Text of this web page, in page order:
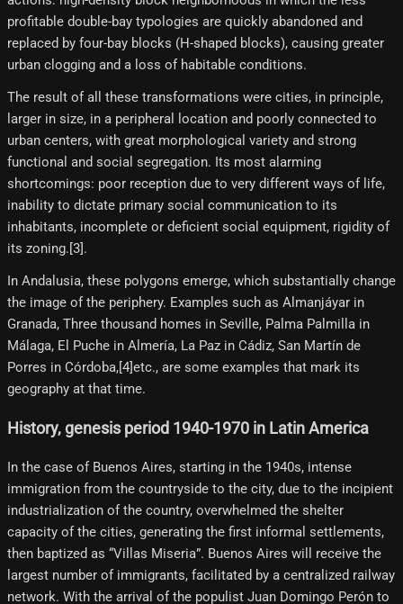
profitable double-bay typologies are quickly abandoned and
replaced by four-bay blocks (H-shaped blocks), causing greater
urban clogging and a loss of habitable conditions.
The result of all these transformations were cities, in principle,
larger in size, in a peripheral location and poorly connected to
urban centers, with great morphological variety and strong
functional and social segregation. Its most alarming
shortcomings: poor reception due to very different ways of life,
inability to dictate primary social communication to its
inhabitants, incomplete or deficient social equipment, rigidity of
its zoning.[3]​.
In Andalusia, these polygons emerge, which substantially change
the image of the periphery. Examples such as Almanjáyar in
Granada, Three thousand homes in Seville, Palma Palmilla in
Málaga, El Puche in Almería, La Paz in Cádiz, San Martín de
Porres in Córdoba,[4]​etc., are some examples that mark its
geography at that time.
History, genesis period 1940-1970 in Latin America
In the case of Buenos Aires, starting in the 1940s, intense
immigration from the countryside to the city, due to the incipient
industrialization of the country, overwhelmed the shelter
capacity of the cities, generating the first informal settlements,
then baptized as “Villas Miseria”. Buenos Aires will receive the
largest number of immigrants, facilitated by a centralized railway
network. With the arrival of the populist Juan Domingo Perón to